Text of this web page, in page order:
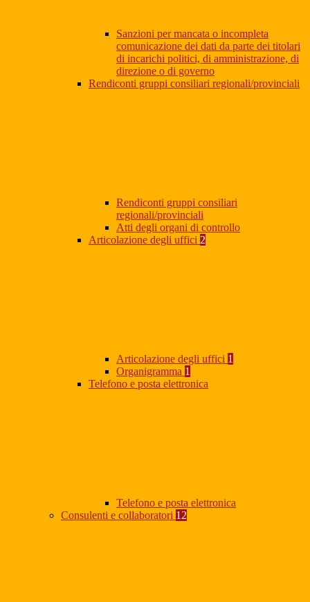
Sanzioni per mancata o incompleta
comunicazione dei dati da parte dei titolari
di incarichi politici, di amministrazione, di
direzione o di governo
Rendiconti gruppi consiliari regionali/provinciali
Rendiconti gruppi consiliari
regionali/provinciali
Atti degli organi di controllo
Articolazione degli uffici 2
Articolazione degli uffici 1
Organigramma 1
Telefono e posta elettronica
Telefono e posta elettronica
Consulenti e collaboratori 12